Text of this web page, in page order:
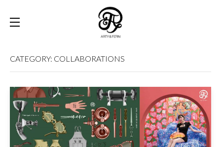
CUSTOM-MADE
APPOINTMENT
WHAT WE MADE
STORY
CATEGORY: COLLABORATIONS